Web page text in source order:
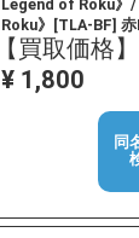
Legend of Roku》
Roku》[TLA-BF] 赤
【買取価格】
¥ 1,800
同